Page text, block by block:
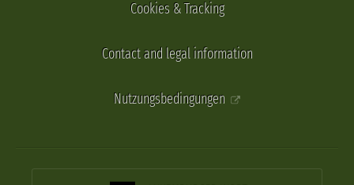
Cookies & Tracking
Contact and legal information
Nutzungsbedingungen